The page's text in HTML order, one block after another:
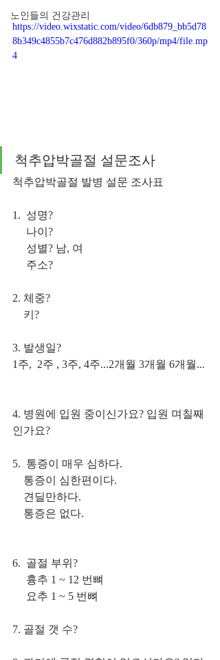
노인들의 건강관리
https://video.wixstatic.com/video/6db879_bb5d78
8b349c4855b7c476d882b895f0/360p/mp4/file.mp
4
척추압박골절 설문조사
척추압박골절 발병 설문 조사표
1.  성명?
나이?
성별? 남, 여
주소?
2. 체중?
키?
3. 발생일?
1주,  2주 , 3주, 4주...2개월 3개월 6개월...
4. 병원에 입원 중이신가요? 입원 며칠째
인가요?
5.  통증이 매우 심하다.
통증이 심한편이다.
견딜만하다.
통증은 없다.
6.  골절 부위?
흉추 1 ~ 12 번뼈
요추 1 ~ 5 번뼈
7. 골절 갯 수?